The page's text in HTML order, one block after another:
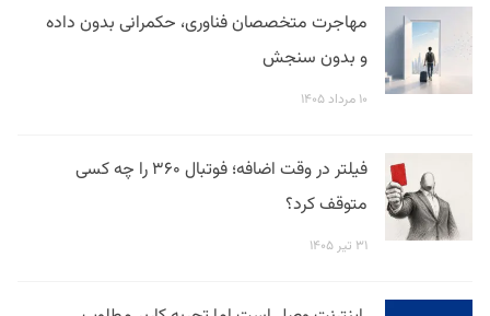
مهاجرت متخصصان فناوری، حکمرانی بدون داده
و بدون سنجش
۱۰ مرداد ۱۴۰۵
فیلتر در وقت اضافه؛ فوتبال ۳۶۰ را چه کسی
متوقف کرد؟
۳۱ تیر ۱۴۰۵